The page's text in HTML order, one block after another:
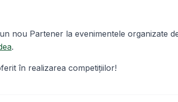
nou Partener la evenimentele organizate
.
în realizarea competiţiilor!